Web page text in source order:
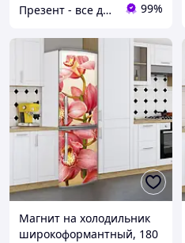
Презент - все для декора 99%
Магнит на холодильник
широкоформантный, 180